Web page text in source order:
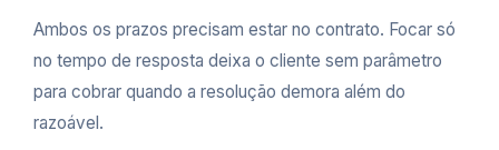
Ambos os prazos precisam estar no contrato. Focar só
no tempo de resposta deixa o cliente sem parâmetro
para cobrar quando a resolução demora além do
razoável.